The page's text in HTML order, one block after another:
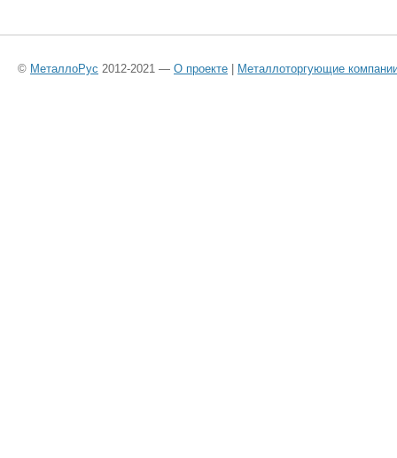
© МеталлоРус 2012-2021 — О проекте Металлоторгующие